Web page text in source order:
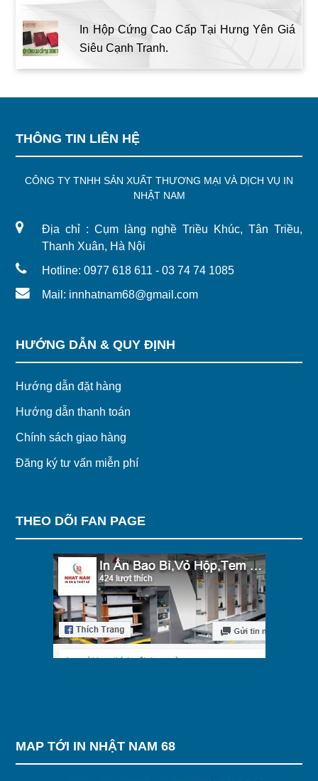
In Hộp Cứng Cao Cấp Tại Hưng Yên Giá
Siêu Cạnh Tranh.
THÔNG TIN LIÊN HỆ
CÔNG TY TNHH SẢN XUẤT THƯƠNG MẠI VÀ DỊCH VỤ IN
NHẬT NAM
Địa chỉ : Cụm làng nghề Triều Khúc, Tân Triều,
Thanh Xuân, Hà Nội
Hotline: 0977 618 611 - 03 74 74 1085
Mail: innhatnam68@gmail.com
HƯỚNG DẪN & QUY ĐỊNH
Hướng dẫn đặt hàng
Hướng dẫn thanh toán
Chính sách giao hàng
Đăng ký tư vấn miễn phí
THEO DÕI FAN PAGE
MAP TỚI IN NHẬT NAM 68